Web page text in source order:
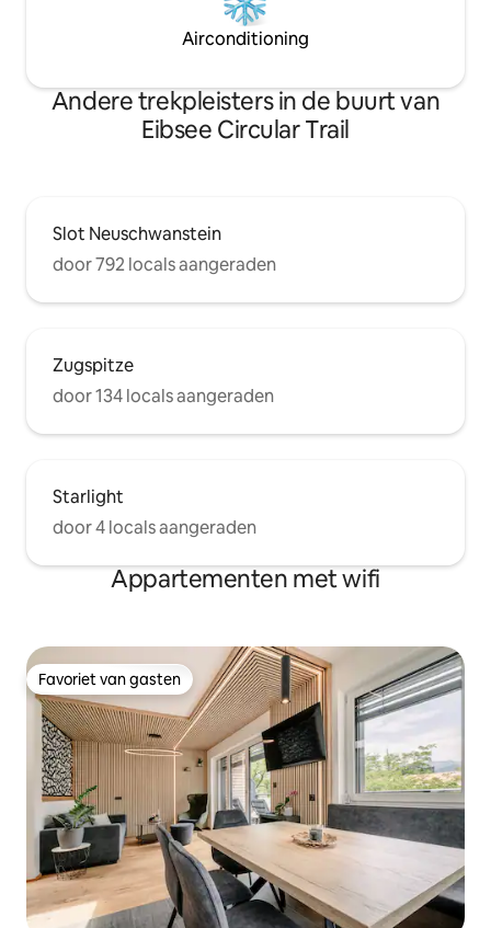
Airconditioning
Andere trekpleisters in de buurt van
Eibsee Circular Trail
Slot Neuschwanstein
door 792 locals aangeraden
Zugspitze
door 134 locals aangeraden
Starlight
door 4 locals aangeraden
Appartementen met wifi
Favoriet van gasten
Favoriet van gasten